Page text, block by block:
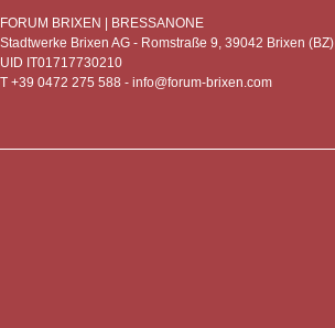
FORUM BRIXEN | BRESSANONE
Stadtwerke Brixen AG - Romstraße 9, 39042 Brixen (BZ)
UID IT01717730210
T +39 0472 275 588 - info@forum-brixen.com